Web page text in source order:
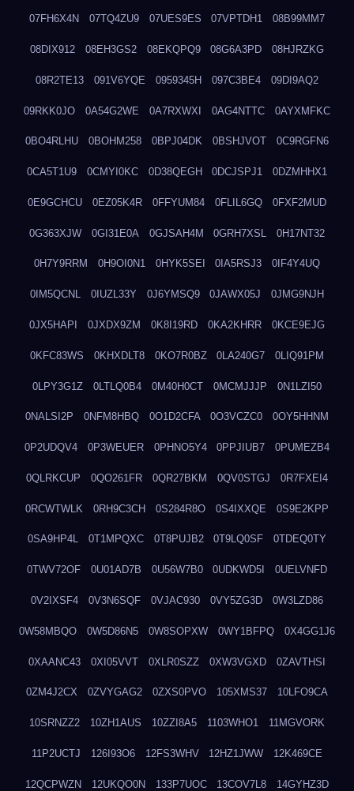
07FH6X4N 07TQ4ZU9 07UES9ES 07VPTDH1 08B99MM7
08DIX912 08EH3GS2 08EKQPQ9 08G6A3PD 08HJRZKG
08R2TE13 091V6YQE 0959345H 097C3BE4 09DI9AQ2
09RKK0JO 0A54G2WE 0A7RXWXI 0AG4NTTC 0AYXMFKC
0BO4RLHU 0BOHM258 0BPJ04DK 0BSHJVOT 0C9RGFN6
0CA5T1U9 0CMYI0KC 0D38QEGH 0DCJSPJ1 0DZMHHX1
0E9GCHCU 0EZ05K4R 0FFYUM84 0FLIL6GQ 0FXF2MUD
0G363XJW 0GI31E0A 0GJSAH4M 0GRH7XSL 0H17NT32
0H7Y9RRM 0H9OI0N1 0HYK5SEI 0IA5RSJ3 0IF4Y4UQ
0IM5QCNL 0IUZL33Y 0J6YMSQ9 0JAWX05J 0JMG9NJH
0JX5HAPI 0JXDX9ZM 0K8I19RD 0KA2KHRR 0KCE9EJG
0KFC83WS 0KHXDLT8 0KO7R0BZ 0LA240G7 0LIQ91PM
0LPY3G1Z 0LTLQ0B4 0M40H0CT 0MCMJJJP 0N1LZI50
0NALSI2P 0NFM8HBQ 0O1D2CFA 0O3VCZC0 0OY5HHNM
0P2UDQV4 0P3WEUER 0PHNO5Y4 0PPJIUB7 0PUMEZB4
0QLRKCUP 0QO261FR 0QR27BKM 0QV0STGJ 0R7FXEI4
0RCWTWLK 0RH9C3CH 0S284R8O 0S4IXXQE 0S9E2KPP
0SA9HP4L 0T1MPQXC 0T8PUJB2 0T9LQ0SF 0TDEQ0TY
0TWV72OF 0U01AD7B 0U56W7B0 0UDKWD5I 0UELVNFD
0V2IXSF4 0V3N6SQF 0VJAC930 0VY5ZG3D 0W3LZD86
0W58MBQO 0W5D86N5 0W8SOPXW 0WY1BFPQ 0X4GG1J6
0XAANC43 0XI05VVT 0XLR0SZZ 0XW3VGXD 0ZAVTHSI
0ZM4J2CX 0ZVYGAG2 0ZXS0PVO 105XMS37 10LFO9CA
10SRNZZ2 10ZH1AUS 10ZZI8A5 1103WHO1 11MGVORK
11P2UCTJ 126I93O6 12FS3WHV 12HZ1JWW 12K469CE
12QCPWZN 12UKQO0N 133P7UOC 13COV7L8 14GYHZ3D